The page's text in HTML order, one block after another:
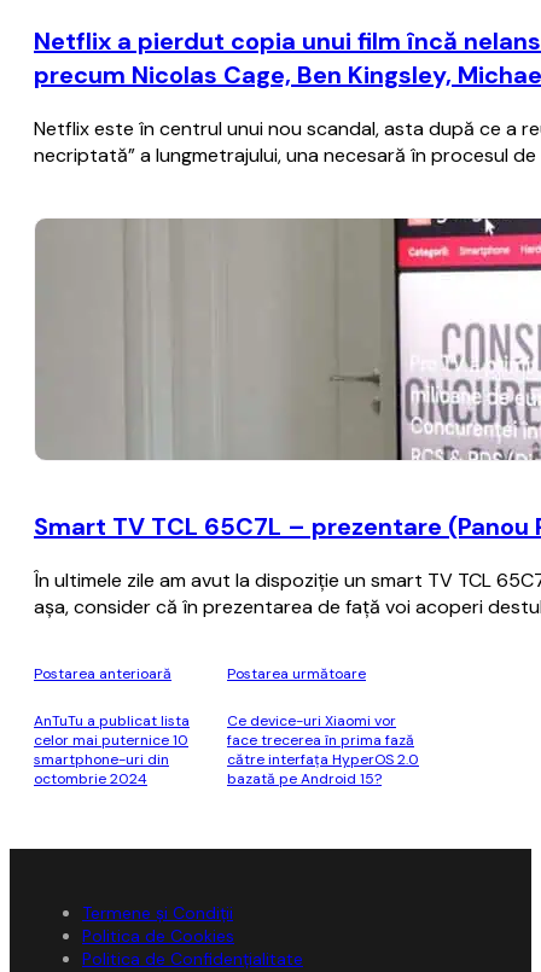
Netflix a pierdut copia unui film încă
precum Nicolas Cage, Ben Kingsley,
Netflix este în centrul unui nou scandal, asta după ce a
necriptată” a lungmetrajului, una necesară în procesul
Smart TV TCL 65C7L – prezentare
În ultimele zile am avut la dispoziție un smart TV TCL
așa, consider că în prezentarea de față voi acoperi
Postarea anterioară
AnTuTu a publicat lista
celor mai puternice 10
smartphone-uri din
octombrie 2024
Postarea următoare
Ce device-uri Xiaomi vor
face trecerea în prima fază
către interfaţa HyperOS 2.0
bazată pe Android 15?
Termene și Condiții
Politica de Cookies
Politica de Confidențialitate